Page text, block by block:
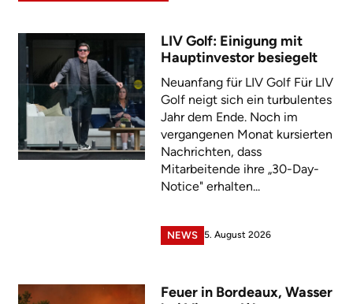
LIV Golf: Einigung mit
Hauptinvestor besiegelt
Neuanfang für LIV Golf Für LIV
Golf neigt sich ein turbulentes
Jahr dem Ende. Noch im
vergangenen Monat kursierten
Nachrichten, dass
Mitarbeitende ihre „30-Day-
Notice" erhalten...
NEWS 5. August 2026
Feuer in Bordeaux, Wasser